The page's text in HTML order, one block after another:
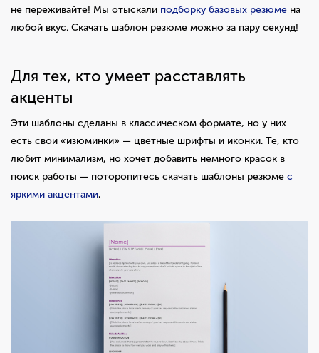
не переживайте! Мы отыскали подборку базовых резюме на
любой вкус. Скачать шаблон резюме можно за пару секунд!
Для тех, кто умеет расставлять
акценты
Эти шаблоны сделаны в классическом формате, но у них
есть свои «изюминки» — цветные шрифты и иконки. Те, кто
любит минимализм, но хочет добавить немного красок в
поиск работы — поторопитесь скачать шаблоны резюме с
яркими акцентами.